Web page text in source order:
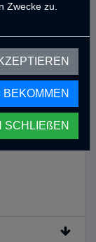
Zwecke zu.
BEKOMMEN
SCHLIEßEN